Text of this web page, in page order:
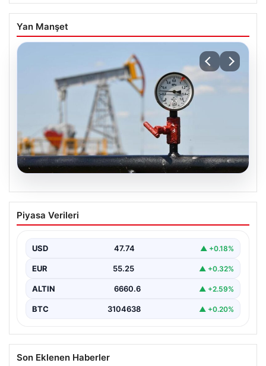
Yan Manşet
08.08.2026
25 Mayıs Petrol Fiyatları Güncel Durum
ve Analizler
edilirken, özellikle Orta Doğu bölgesinde yaşanan
gelişmeler petrol…
Piyasa Verileri
USD 47.74 ▲ +0.18%
EUR 55.25 ▲ +0.32%
ALTIN 6660.6 ▲ +2.59%
BTC 3104638 ▲ +0.20%
Son Eklenen Haberler